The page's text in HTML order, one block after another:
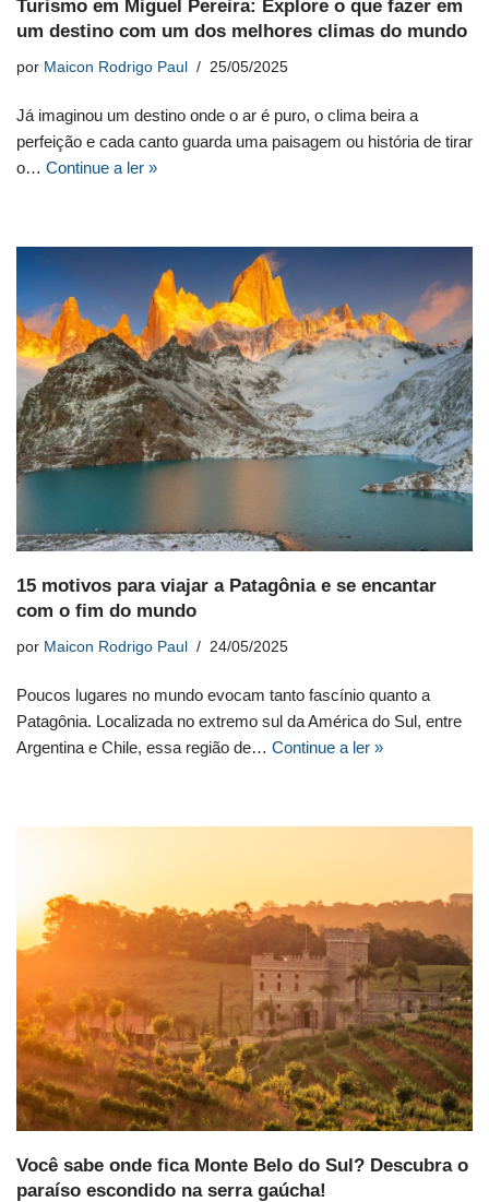
Turismo em Miguel Pereira: Explore o que fazer em
um destino com um dos melhores climas do mundo
por Maicon Rodrigo Paul 25/05/2025
Já imaginou um destino onde o ar é puro, o clima beira a
perfeição e cada canto guarda uma paisagem ou história de tirar
o… Continue a ler »
15 motivos para viajar a Patagônia e se encantar
com o fim do mundo
por Maicon Rodrigo Paul 24/05/2025
Poucos lugares no mundo evocam tanto fascínio quanto a
Patagônia. Localizada no extremo sul da América do Sul, entre
Argentina e Chile, essa região de… Continue a ler »
Você sabe onde fica Monte Belo do Sul? Descubra o
paraíso escondido na serra gaúcha!